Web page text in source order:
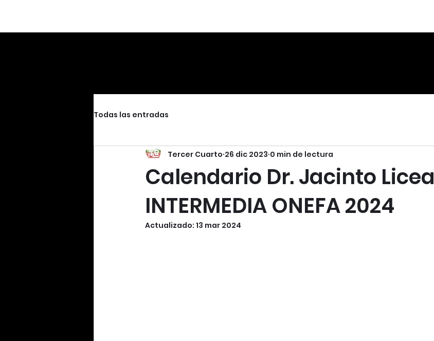
Todas las entradas
Calendario Dr. Jacinto Licea
INTERMEDIA ONEFA 2024
Tercer Cuarto 26 dic 2023 0 min de lectura
Actualizado: 13 mar 2024